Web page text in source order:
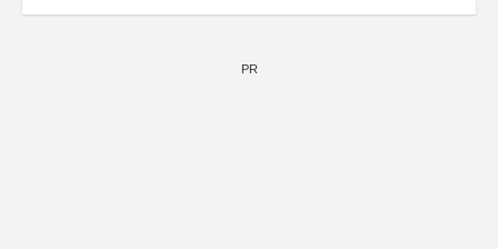
協力：読売新聞社
PR